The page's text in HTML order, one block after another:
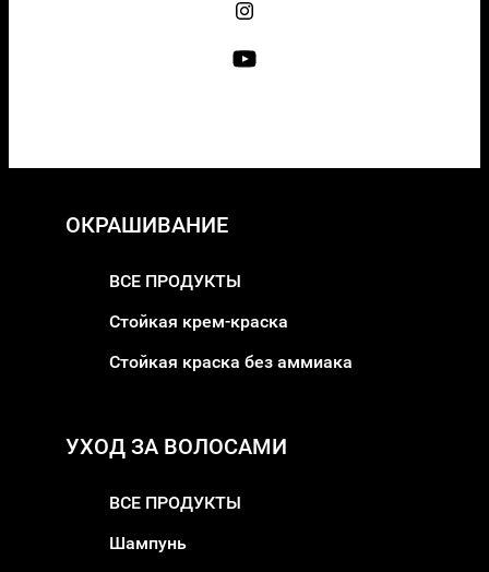
ОКРАШИВАНИЕ
ВСЕ ПРОДУКТЫ
Стойкая крем-краска
Стойкая краска без аммиака
УХОД ЗА ВОЛОСАМИ
ВСЕ ПРОДУКТЫ
Шампунь